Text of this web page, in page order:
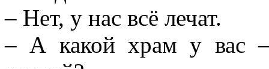
– Нет, у нас всё лечат.
– А какой храм у вас